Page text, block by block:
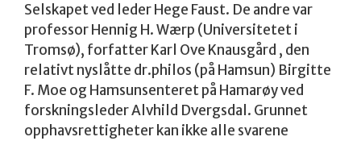
Selskapet ved leder Hege Faust. De andre var
professor Hennig H. Wærp (Universitetet i
Tromsø), forfatter Karl Ove Knausgård , den
relativt nyslåtte dr.philos (på Hamsun) Birgitte
F. Moe og Hamsunsenteret på Hamarøy ved
forskningsleder Alvhild Dvergsdal. Grunnet
opphavsrettigheter kan ikke alle svarene